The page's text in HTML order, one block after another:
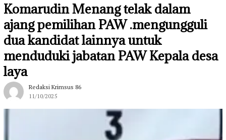
Komarudin Menang telak dalam
ajang pemilihan PAW .mengungguli
dua kandidat lainnya untuk
menduduki jabatan PAW Kepala desa
laya
Redaksi Krimsus 86
11/10/2025